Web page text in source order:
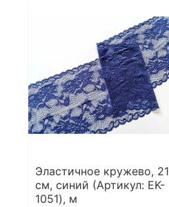
Эластичное кружево, 21
см, синий (Артикул: EK-
1051), м